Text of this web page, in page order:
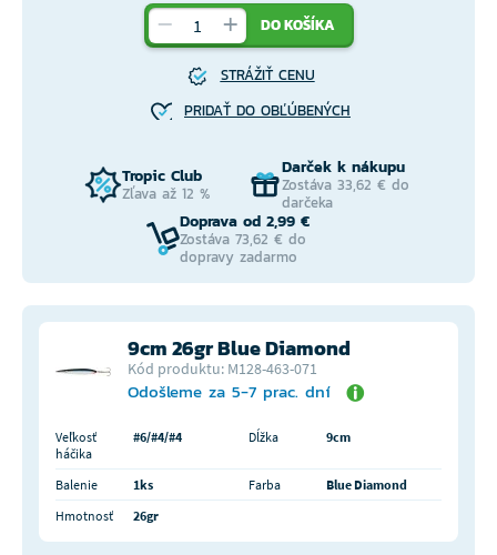
DO KOŠÍKA
STRÁŽIŤ CENU
PRIDAŤ DO OBĽÚBENÝCH
Tropic Club
Zľava až 12 %
Darček k nákupu
Zostáva 33,62 € do
darčeka
Doprava od 2,99 €
Zostáva 73,62 € do
dopravy zadarmo
9cm 26gr Blue Diamond
Kód produktu: M128-463-071
Odošleme za 5-7 prac. dní
Veľkosť
háčika
#6/#4/#4 Dĺžka 9cm
Balenie 1ks Farba
Blue Diamond
Hmotnosť
26gr